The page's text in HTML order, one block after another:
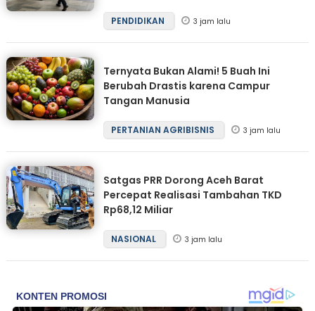
PENDIDIKAN 3 jam lalu
Ternyata Bukan Alami! 5 Buah Ini
Berubah Drastis karena Campur
Tangan Manusia
PERTANIAN AGRIBISNIS 3 jam lalu
Satgas PRR Dorong Aceh Barat
Percepat Realisasi Tambahan TKD
Rp68,12 Miliar
NASIONAL 3 jam lalu